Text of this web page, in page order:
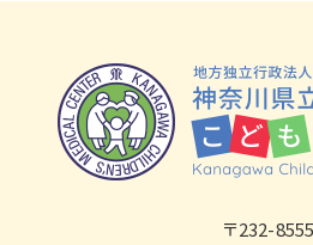
〒232-8555